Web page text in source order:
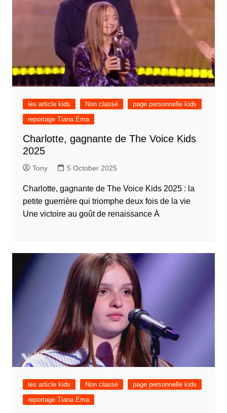
les article kids Non classé
page personnelle kids
reportage Tiana Ema
Charlotte, gagnante de The Voice Kids
2025
Tony 5 October 2025
Charlotte, gagnante de The Voice Kids 2025 : la
petite guerrière qui triomphe deux fois de la vie
Une victoire au goût de renaissance À
les article kids Non classé
page personnelle kids
reportage Tiana Ema